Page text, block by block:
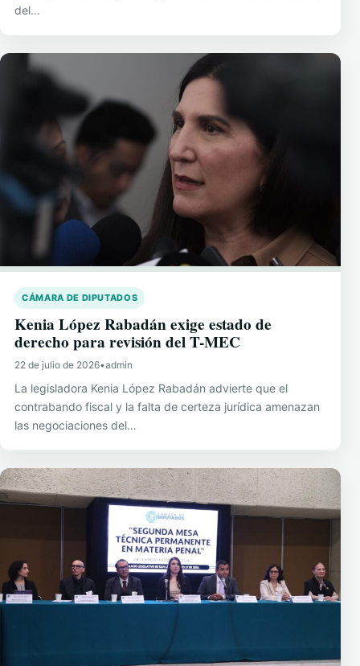
del…
CÁMARA DE DIPUTADOS
Kenia López Rabadán exige estado de
derecho para revisión del T-MEC
22 de julio de 2026•admin
La legisladora Kenia López Rabadán advierte que el
contrabando fiscal y la falta de certeza jurídica amenazan
las negociaciones del…